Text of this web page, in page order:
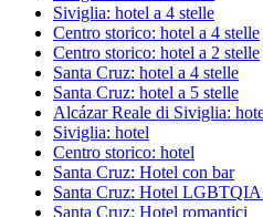
Siviglia: hotel a 4 stelle
Centro storico: hotel a 4 stelle
Centro storico: hotel a 2 stelle
Santa Cruz: hotel a 4 stelle
Santa Cruz: hotel a 5 stelle
Alcázar Reale di Siviglia:
Siviglia: hotel
Centro storico: hotel
Santa Cruz: Hotel con bar
Santa Cruz: Hotel
Santa Cruz: Hotel romantici